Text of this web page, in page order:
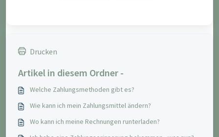
Drucken
Artikel in diesem Ordner -
Welche Zahlungsmethoden gibt es?
Wie kann ich mein Zahlungsmittel ändern?
Wo kann ich meine Rechnungen runterladen?